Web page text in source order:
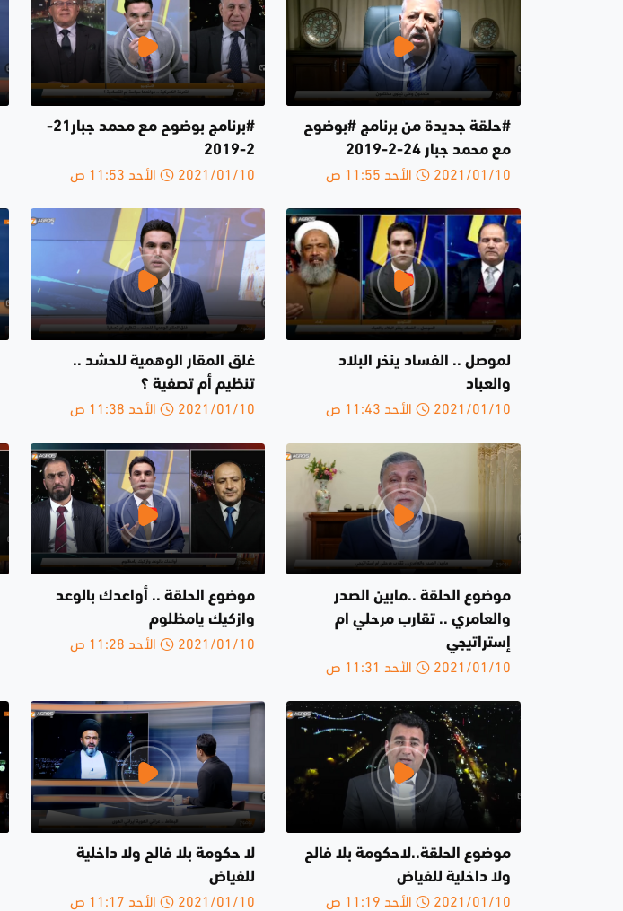
#حلقة جديدة من برنامج #بوضوح
مع محمد جبار 24-2-2019
2021/01/10 الأحد 11:55 ص
#برنامج بوضوح مع محمد جبار21-
2-2019
2021/01/10 الأحد 11:53 ص
لموصل .. الفساد ينخر البلاد
والعباد
2021/01/10 الأحد 11:43 ص
غلق المقار الوهمية للحشد ..
تنظيم أم تصفية ؟
2021/01/10 الأحد 11:38 ص
موضوع الحلقة ..مابين الصدر
والعامري .. تقارب مرحلي ام
إستراتيجي
2021/01/10 الأحد 11:31 ص
موضوع الحلقة .. أواعدك بالوعد
وازكيك يامظلوم
2021/01/10 الأحد 11:28 ص
موضوع الحلقة..لاحكومة بلا فالح
ولا داخلية للفياض
2021/01/10 الأحد 11:19 ص
لا حكومة بلا فالح ولا داخلية
للفياض
2021/01/10 الأحد 11:17 ص